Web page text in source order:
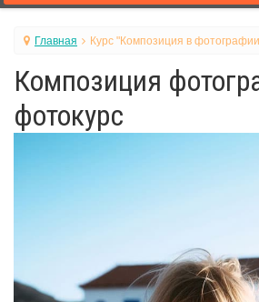
Главная Курс "Композиция в
Композиция
фотокурс